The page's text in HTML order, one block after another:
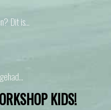
Dit is…
KIDS!